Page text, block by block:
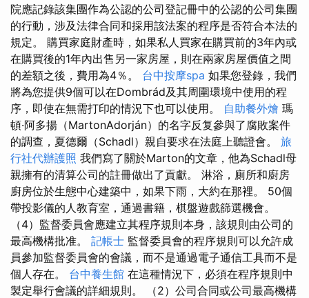
院應記錄該集團作為公認的公司登記冊中的公認的公司集團
的行動，涉及法律合同和採用該法案的程序是否符合本法的
規定。 購買家庭財產時，如果私人買家在購買前的3年內或
在購買後的1年內出售另一家房屋，則在兩家房屋價值之間
的差額之後，費用為4％。 台中按摩spa 如果您登錄，我們
將為您提供9個可以在Dombrád及其周圍環境中使用的程
序，即使在無需打印的情況下也可以使用。 自助餐外燴 瑪
頓·阿多揚（MartonAdorján）的名字反复參與了腐敗案件
的調查，夏德爾（Schadl）親自要求在法庭上聽證會。 旅
行社代辦護照 我們寫了關於Marton的文章，他為Schadl母
親擁有的清算公司的註冊做出了貢獻。 淋浴，廁所和廚房
廚房位於生態中心建築中，如果下雨，大約在那裡。 50個
帶投影儀的人教育室，通過書籍，棋盤遊戲篩選機會。
（4）監督委員會應建立其程序規則本身，該規則由公司的
最高機構批准。 記帳士 監督委員會的程序規則可以允許成
員參加監督委員會的會議，而不是通過電子通信工具而不是
個人存在。 台中養生館 在這種情況下，必須在程序規則中
製定舉行會議的詳細規則。 （2）公司合同或公司最高機構